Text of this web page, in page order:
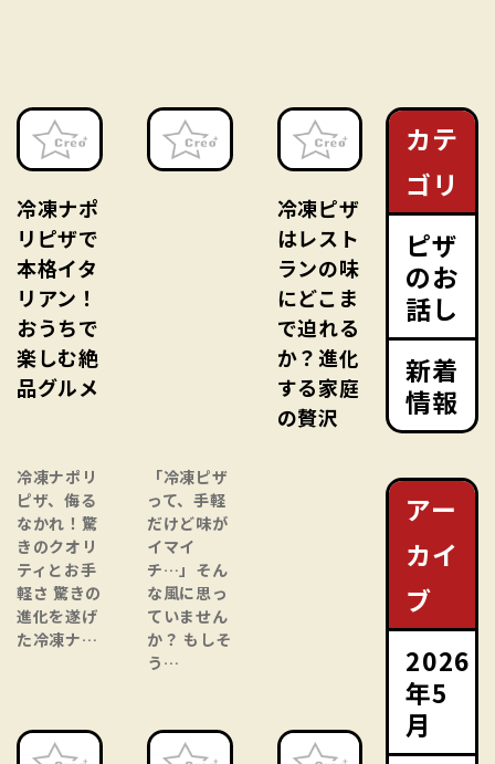
冷凍ナポ
リピザで
本格イタ
リアン！
おうちで
楽しむ絶
品グルメ
冷凍ナポリ
ピザ、侮る
なかれ！驚
きのクオリ
ティとお手
軽さ 驚きの
進化を遂げ
た冷凍ナ…
「冷凍ピザ
って、手軽
だけど味が
イマイ
チ…」そん
な風に思っ
ていません
か？ もしそ
う…
冷凍ピザ
はレスト
ランの味
にどこま
で迫れる
か？進化
する家庭
の贅沢
カテ
ゴリ
ピザ
のお
話し
新着
情報
アー
カイ
ブ
2026
年5
月